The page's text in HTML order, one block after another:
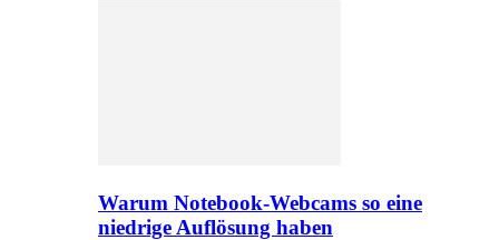
Warum Notebook-Webcams so eine
niedrige Auflösung haben